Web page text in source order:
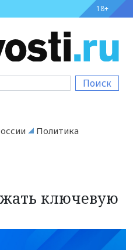
18+
Поиск
Политика
ключевую